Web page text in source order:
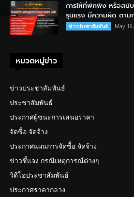
การให้ที่พักพิง หรือสนั
รุนแรง มีความผิด ตาม
ข่าวประชาสัมพันธ์ May
หมวดหมู่ข่าว
ข่าวประชาสัมพันธ์
ประชาสัมพันธ์
ประกาศผู้ชนะการเสนอราคา
จัดซื้อ จัดจ้าง
ประกาศแผนการจัดซื้อ จัดจ้าง
ข่าวชี้แจง กรณีเหตุการณ์ต่างๆ
วิดีโอประชาสัมพันธ์
ประกาศราคากลาง